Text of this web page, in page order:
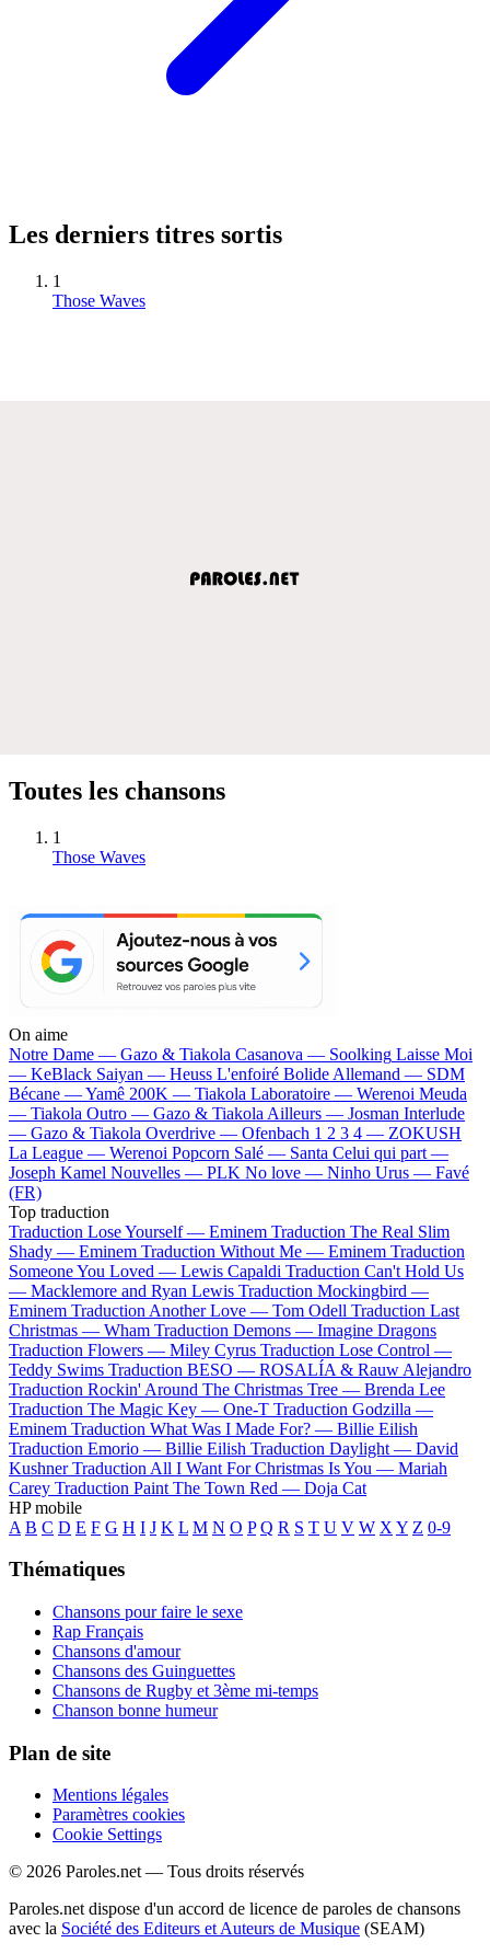
Les derniers titres sortis
1
Those Waves
Toutes les chansons
1
Those Waves
On aime
Notre Dame — Gazo & Tiakola Casanova — Soolking Laisse Moi
— KeBlack Saiyan — Heuss L'enfoiré Bolide Allemand — SDM
Bécane —Yamê 200K — Tiakola Laboratoire — Werenoi Meuda
— Tiakola Outro — Gazo & Tiakola Ailleurs — Josman Interlude
— Gazo & Tiakola Overdrive — Ofenbach 1 2 3 4 — ZOKUSH
La League — Werenoi Popcorn Salé — Santa Celui qui part —
Joseph Kamel Nouvelles — PLK No love — Ninho Urus — Favé
(FR)
Top traduction
Traduction Lose Yourself — Eminem Traduction The Real Slim
Shady — Eminem Traduction Without Me — Eminem Traduction
Someone You Loved — Lewis Capaldi Traduction Can't Hold Us
— Macklemore and Ryan Lewis Traduction Mockingbird —
Eminem Traduction Another Love — Tom Odell Traduction Last
Christmas — Wham Traduction Demons — Imagine Dragons
Traduction Flowers — Miley Cyrus Traduction Lose Control —
Teddy Swims Traduction BESO — ROSALÍA & Rauw Alejandro
Traduction Rockin' Around The Christmas Tree — Brenda Lee
Traduction The Magic Key — One-T Traduction Godzilla —
Eminem Traduction What Was I Made For? — Billie Eilish
Traduction Emorio — Billie Eilish Traduction Daylight — David
Kushner Traduction All I Want For Christmas Is You — Mariah
Carey Traduction Paint The Town Red — Doja Cat
HP mobile
A B C D E F G H I J K L M N O P Q R S T U V W X Y Z 0-9
Thématiques
Chansons pour faire le sexe
Rap Français
Chansons d'amour
Chansons des Guinguettes
Chansons de Rugby et 3ème mi-temps
Chanson bonne humeur
Plan de site
Mentions légales
Paramètres cookies
Cookie Settings
© 2026 Paroles.net — Tous droits réservés
Paroles.net dispose d'un accord de licence de paroles de chansons
avec la Société des Editeurs et Auteurs de Musique (SEAM)